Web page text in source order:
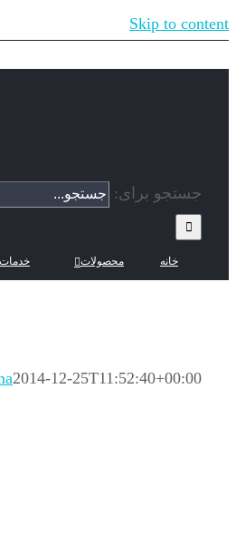
Skip to content
جستجو برای:
خانه محصولات خدمات
2014-12-25T11:52:40+00:00